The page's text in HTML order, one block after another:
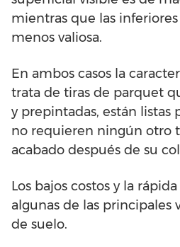
mientras que las
menos valiosa.
En ambos casos la
trata de tiras de parquet
y prepintadas, están listas
no requieren ningún otro
acabado después de su
Los bajos costos y la
algunas de las principales
de suelo.